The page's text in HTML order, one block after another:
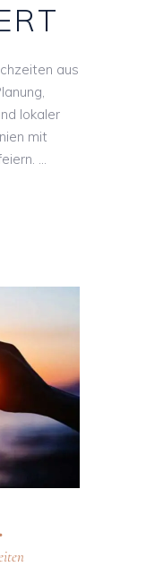
aus
lokaler
mit